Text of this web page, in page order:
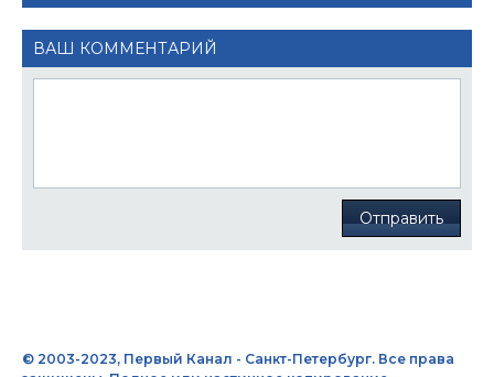
ВАШ КОММЕНТАРИЙ
Отправить
© 2003-2023, Первый Канал - Санкт-Петербург. Все права